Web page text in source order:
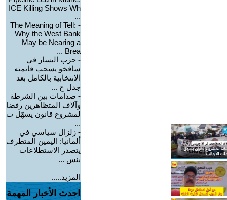
ICE Killing Shows Wh
...
-
The Meaning of Tell:
Why the West Bank
May be Nearing a
Brea ...
- حزب اليسار في
سافخو يسحب قائمته
الانتخابية بالكامل بعد
جدل ح ...
- صدامات بين الشرطة
وآلاف المتظاهرين رفضا
لمشروع قانون يسهّل ت
...
- زلزال سياسي في
ألمانيا: اليمين المتطرف
يتصدر الاستطلاعات
بنس ...
المزيد.....
احدث الأخبار المهمة